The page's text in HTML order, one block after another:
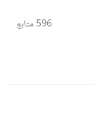
596متابع